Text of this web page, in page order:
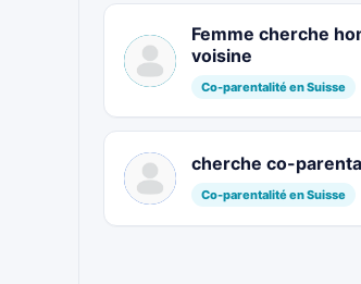
Femme cherche
voisine
Co-parentalité en Suisse
cherche co-
Co-parentalité en Suisse